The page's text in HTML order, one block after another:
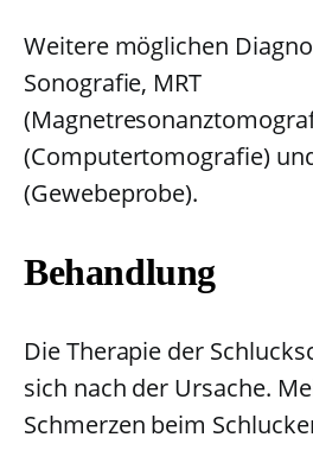
Weitere möglichen
Sonografie, MRT
(Computertomografie)
(Gewebeprobe).
Behandlung
Die Therapie der
sich nach der Ursache.
Schmerzen beim